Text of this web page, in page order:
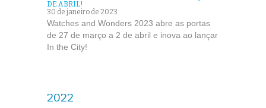
DE ABRIL!
30 de janeiro de 2023
Watches and Wonders 2023 abre as portas
de 27 de março a 2 de abril e inova ao lançar
In the City!
2022